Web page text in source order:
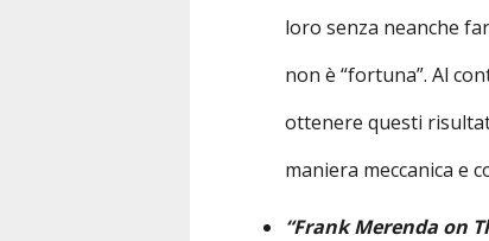
loro senza neanche
non è “fortuna”. Al
ottenere questi
maniera meccanica e
“Frank Merenda on